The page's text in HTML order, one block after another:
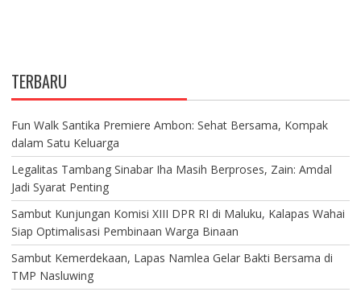
TERBARU
Fun Walk Santika Premiere Ambon: Sehat Bersama, Kompak
dalam Satu Keluarga
Legalitas Tambang Sinabar Iha Masih Berproses, Zain: Amdal
Jadi Syarat Penting
Sambut Kunjungan Komisi XIII DPR RI di Maluku, Kalapas Wahai
Siap Optimalisasi Pembinaan Warga Binaan
Sambut Kemerdekaan, Lapas Namlea Gelar Bakti Bersama di
TMP Nasluwing